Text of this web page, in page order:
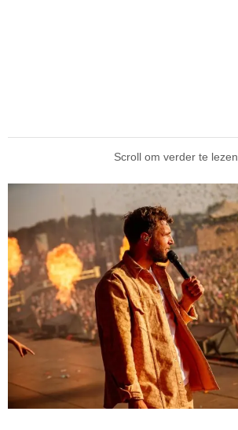
Scroll om verder te lezen